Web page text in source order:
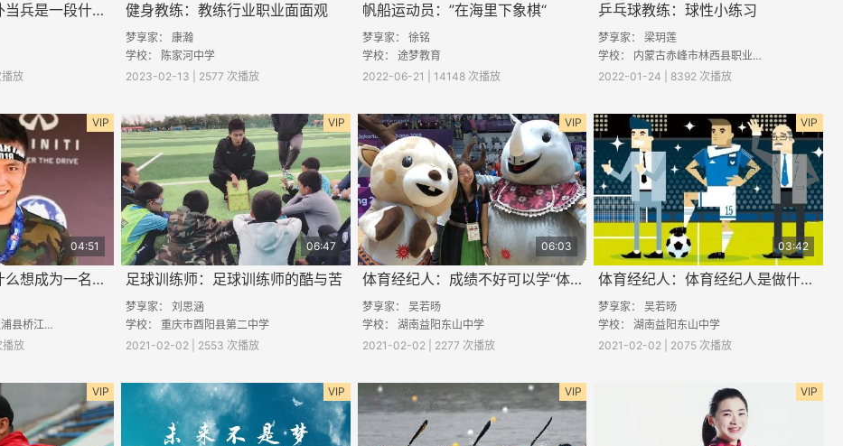
健身教练：在国外当兵是一段什么样的经历
放
健身教练：教练行业职业面面观
梦享家：康瀚
学校： 陈家河中学
2023-02-13 | 2577 次播放
帆船运动员：”在海里下象棋“
梦享家： 徐铭
学校： 途梦教育
2022-06-21 | 14148 次播放
乒乓球教练：球性小练习
梦享家： 梁玥莲
学校： 内蒙古赤峰市林西县职业中学
2022-01-24 | 8392 次播放
VIP
04:51
健身教练：我为什么想成为一名教练
江大湾学校
放
VIP
06:47
足球训练师：足球训练师的酷与苦
梦享家：刘思涵
学校：重庆市酉阳县第二中学
2021-02-02 | 2553 次播放
VIP
06:03
体育经纪人：成绩不好可以学“体育”吗？
梦享家： 吴若旸
学校： 湖南益阳东山中学
2021-02-02 | 2277 次播放
VIP
03:42
体育经纪人：体育经纪人是做什么的？
梦享家： 吴若旸
学校： 湖南益阳东山中学
2021-02-02 | 2075 次播放
VIP VIP VIP VIP